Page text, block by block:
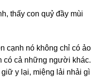
thấy con quỷ đầy mùi
cạnh nó không chỉ có ảo
có cả những người khác.
y lại, miệng lải nhải gì